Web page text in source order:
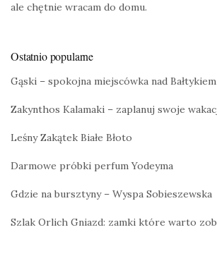
ale chętnie wracam do domu.
Ostatnio popularne
Gąski – spokojna miejscówka nad Bałtykiem
Zakynthos Kalamaki – zaplanuj swoje
Leśny Zakątek Białe Błoto
Darmowe próbki perfum Yodeyma
Gdzie na bursztyny – Wyspa Sobieszewska
Szlak Orlich Gniazd: zamki które warto